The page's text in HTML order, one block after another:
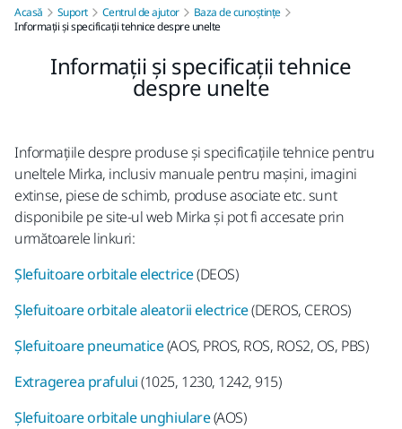
Acasă Suport Centrul de ajutor
Baza de cunoștințe
Informații și specificații tehnice despre unelte
Informații și specificații tehnice
despre unelte
Informațiile despre produse și specificațiile tehnice pentru
uneltele Mirka, inclusiv manuale pentru mașini, imagini
extinse, piese de schimb, produse asociate etc. sunt
disponibile pe site-ul web Mirka și pot fi accesate prin
următoarele linkuri:
Șlefuitoare orbitale electrice(DEOS)
Șlefuitoare orbitale aleatorii electrice(DEROS, CEROS)
Șlefuitoare pneumatice(AOS, PROS, ROS, ROS2, OS, PBS)
Extragerea prafului(1025, 1230, 1242, 915)
Șlefuitoare orbitale unghiulare(AOS)